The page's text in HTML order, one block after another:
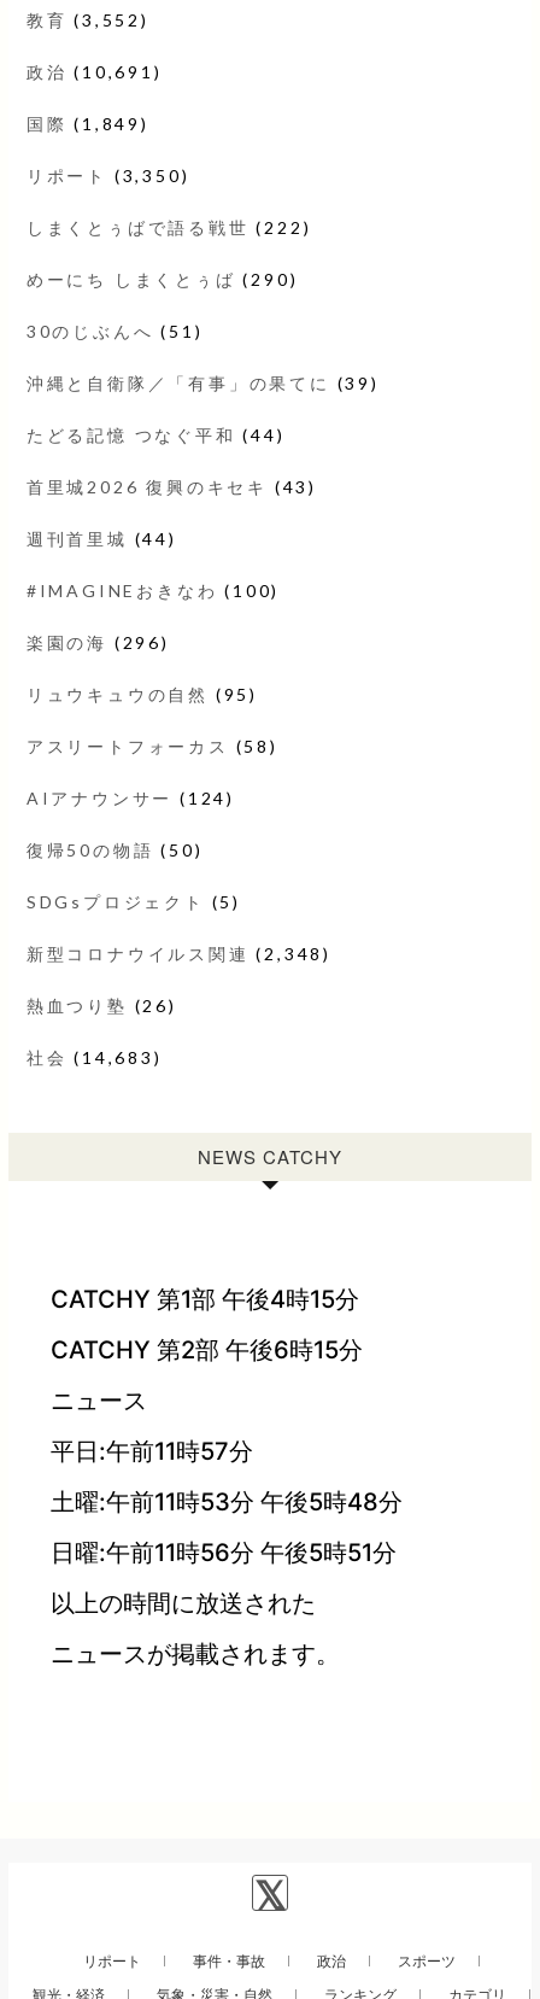
教育 (3,552)
政治 (10,691)
国際 (1,849)
リポート (3,350)
しまくとぅばで語る戦世 (222)
めーにち しまくとぅば (290)
30のじぶんへ (51)
沖縄と自衛隊／「有事」の果てに (39)
たどる記憶 つなぐ平和 (44)
首里城2026 復興のキセキ (43)
週刊首里城 (44)
#IMAGINEおきなわ (100)
楽園の海 (296)
リュウキュウの自然 (95)
アスリートフォーカス (58)
AIアナウンサー (124)
復帰50の物語 (50)
SDGsプロジェクト (5)
新型コロナウイルス関連 (2,348)
熱血つり塾 (26)
社会 (14,683)
NEWS CATCHY
CATCHY 第1部 午後4時15分
CATCHY 第2部 午後6時15分
ニュース
平日:午前11時57分
土曜:午前11時53分 午後5時48分
日曜:午前11時56分 午後5時51分
以上の時間に放送された
ニュースが掲載されます。
リポート 事件・事故 政治
スポーツ
観光・経済
気象・災害・自然 ランキング カテゴリ